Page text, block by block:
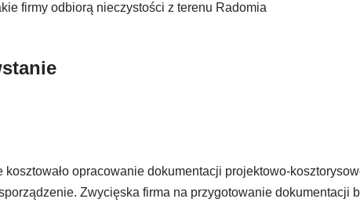
firmy odbiorą nieczystości z terenu Radomia
kosztowało opracowanie dokumentacji projektowo-
Zwycięska firma na przygotowanie dokumentacji